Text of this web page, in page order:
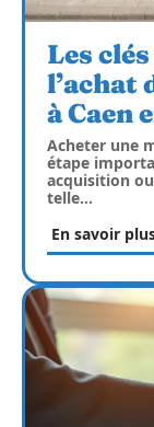
Les
l’achat
à Caen
Acheter une
étape
acquisition
telle…
En savoir